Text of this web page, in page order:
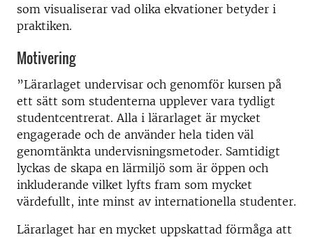
som visualiserar vad olika ekvationer betyder i
praktiken.
Motivering
”Lärarlaget undervisar och genomför kursen på
ett sätt som studenterna upplever vara tydligt
studentcentrerat. Alla i lärarlaget är mycket
engagerade och de använder hela tiden väl
genomtänkta undervisningsmetoder. Samtidigt
lyckas de skapa en lärmiljö som är öppen och
inkluderande vilket lyfts fram som mycket
värdefullt, inte minst av internationella studenter.
Lärarlaget har en mycket uppskattad förmåga att